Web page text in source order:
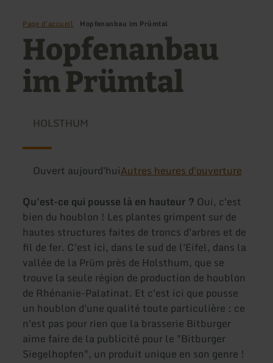
Page d'accueil Hopfenanbau im Prümtal
Hopfenanbau
im Prümtal
HOLSTHUM
Ouvert aujourd'huiAutres heures d'ouverture
Qu'est-ce qui pousse là en hauteur ? Oui, c'est
bien du houblon ! Les plantes grimpent sur de
hautes structures faites de troncs d'arbres et de
fil de fer. C'est ici, dans le sud de l'Eifel, dans la
vallée de la Prüm près de Holsthum, que se
trouve la seule région de production de houblon
de Rhénanie-Palatinat. Et c'est ici que pousse
un houblon d'une qualité toute particulière : ce
n'est pas pour rien que la brasserie Bitburger
aime faire de la publicité pour le "Bitburger
Siegelhopfen", un produit unique en son genre !